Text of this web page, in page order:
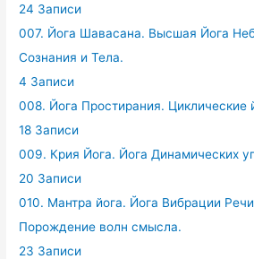
24 Записи
007. Йога Шавасана. Высшая Йога
Сознания и Тела.
4 Записи
008. Йога Простирания. Циклические
18 Записи
009. Крия Йога. Йога Динамических
20 Записи
010. Мантра йога. Йога Вибрации
Порождение волн смысла.
23 Записи